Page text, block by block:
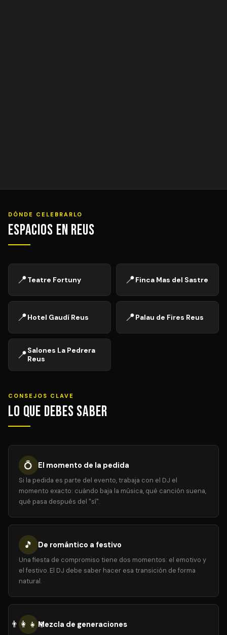
DÓNDE CELEBRARLO
Espacios en Reus
📍Teatre Fortuny 📍Finca Mas del Sastre
📍Hotel Gaudí Reus 📍Palau de Fires Reus
📍Salones La Pedrera
Reus
CONSEJOS CLAVE
Lo que debes saber
💍 El momento de la pedida
Si la pedida es parte del evento, trabaja con el DJ el
momento exacto: cuándo baja la música, qué canción suena,
qué pasa después del "sí".
🎵 De romántico a festivo
Una fiesta de compromiso tiene dos momentos: el emotivo y
el festivo. El DJ debe saber hacer esa transición de forma
natural.
👨‍👩‍👧‍👦Mezcla de generaciones